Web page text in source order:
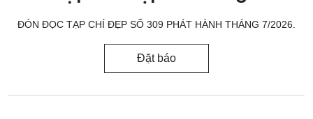
ĐÓN ĐỌC TẠP CHÍ ĐẸP SỐ 309 PHÁT HÀNH THÁNG 7/2026.
Đặt báo